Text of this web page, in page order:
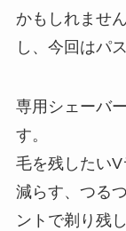
かもしれませ
し、今回はパ
専用シェーバ
す。
毛を残したい
減らす、つる
ントで剃り残